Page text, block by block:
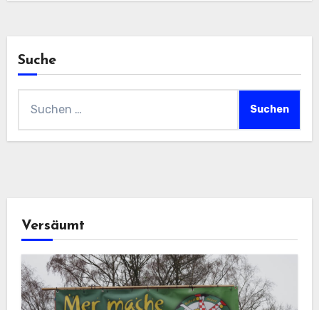
Suche
nach:
Versäumt